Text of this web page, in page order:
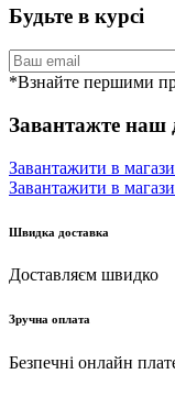
Будьте в курсі
*Взнайте першими
Завантажте наш
Завантажити в
Завантажити в
Швидка доставка
Доставляєм швидко
Зручна оплата
Безпечні онлайн